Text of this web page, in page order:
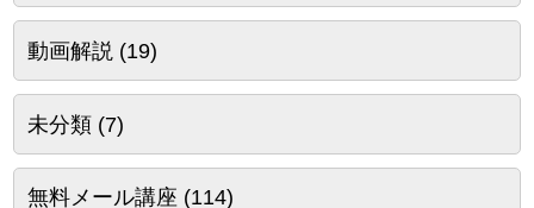
動画解説 (19)
未分類(7)
無料メール講座 (114)